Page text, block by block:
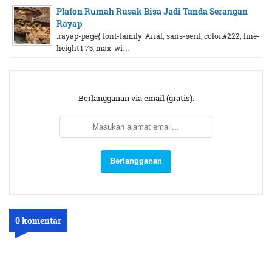
Plafon Rumah Rusak Bisa Jadi Tanda Serangan
Rayap
.rayap-page{ font-family: Arial, sans-serif; color:#222; line-
height:1.75; max-wi…
Berlangganan via email (gratis):
0 komentar